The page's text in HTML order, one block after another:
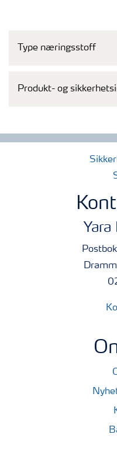
Småsekk á 25 kg på
Type næringsstoff
Produkt- og